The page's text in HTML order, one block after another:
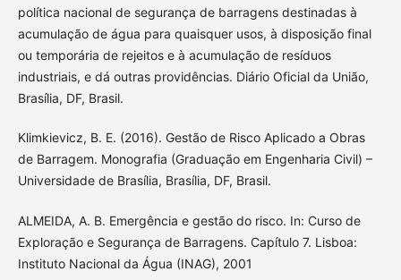
política nacional de segurança de barragens destinadas à
acumulação de água para quaisquer usos, à disposição final
ou temporária de rejeitos e à acumulação de resíduos
industriais, e dá outras providências. Diário Oficial da União,
Brasília, DF, Brasil.
Klimkievicz, B. E. (2016). Gestão de Risco Aplicado a Obras
de Barragem. Monografia (Graduação em Engenharia Civil) –
Universidade de Brasília, Brasília, DF, Brasil.
ALMEIDA, A. B. Emergência e gestão do risco. In: Curso de
Exploração e Segurança de Barragens. Capítulo 7. Lisboa:
Instituto Nacional da Água (INAG), 2001